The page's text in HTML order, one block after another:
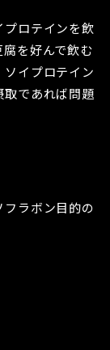
ロテインを飲
を好んで飲む
イプロテイン
であれば問題
ラボン目的の